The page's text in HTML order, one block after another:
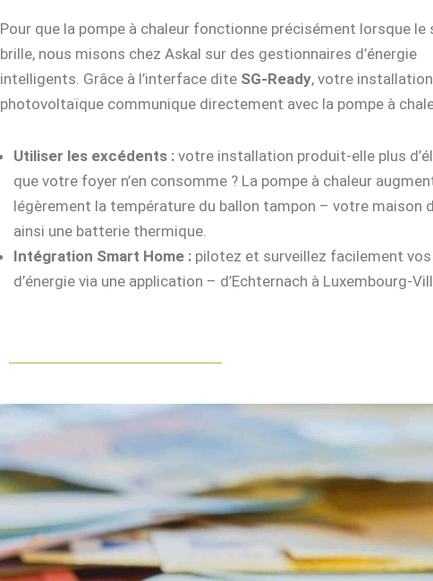
Pour que la pompe à chaleur fonctionne précisément lorsque le
brille, nous misons chez Askal sur des gestionnaires d’énergie
intelligents. Grâce à l’interface dite SG-Ready, votre installation
photovoltaïque communique directement avec la pompe à
Utiliser les excédents : votre installation produit-elle plus
que votre foyer n’en consomme ? La pompe à chaleur
légèrement la température du ballon tampon – votre maison
ainsi une batterie thermique.
Intégration Smart Home : pilotez et surveillez facilement
d’énergie via une application – d’Echternach à Luxembourg-